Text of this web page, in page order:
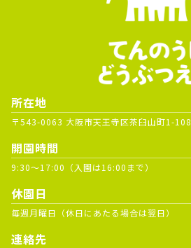
所在地
〒543-0063 大阪市天王寺区茶臼山町1-108
開園時間
9:30～17:00（入園は16:00まで）
休園日
毎週月曜日（休日にあたる場合は翌日）
連絡先